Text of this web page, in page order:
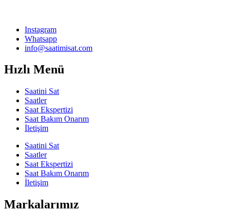
Instagram
Whatsapp
info@saatimisat.com
Hızlı Menü
Saatini Sat
Saatler
Saat Ekspertizi
Saat Bakım Onarım
İletişim
Saatini Sat
Saatler
Saat Ekspertizi
Saat Bakım Onarım
İletişim
Markalarımız